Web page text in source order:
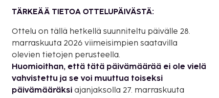
TÄRKEÄÄ TIETOA OTTELUPÄIVÄSTÄ:
Ottelu on tällä hetkellä suunniteltu päivälle 28.
marraskuuta 2026 viimeisimpien saatavilla
olevien tietojen perusteella.
Huomioithan, että tätä päivämäärää ei ole vielä
vahvistettu ja se voi muuttua toiseksi
päivämääräksi ajanjaksolla 27. marraskuuta